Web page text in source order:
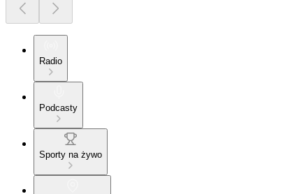
Radio
Podcasty
Sporty na żywo